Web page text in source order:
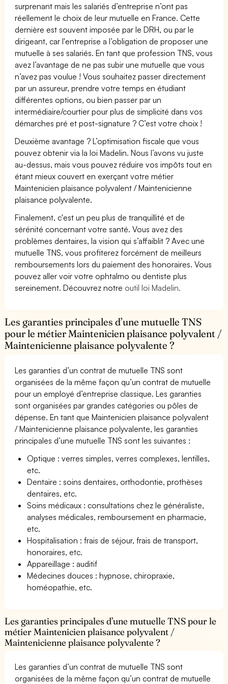
surprenant mais les salariés d’entreprise n’ont pas
réellement le choix de leur mutuelle en France. Cette
dernière est souvent imposée par le DRH, ou par le
dirigeant, car l'entreprise a l’obligation de proposer une
mutuelle à ses salariés. En tant que profession TNS, vous
avez l’avantage de ne pas subir une mutuelle que vous
n’avez pas voulue ! Vous souhaitez passer directement
par un assureur, prendre votre temps en étudiant
différentes options, ou bien passer par un
intermédiaire/courtier pour plus de simplicité dans vos
démarches pré et post-signature ? C’est votre choix !
Deuxième avantage ? L’optimisation fiscale que vous
pouvez obtenir via la loi Madelin. Nous l’avons vu juste
au-dessus, mais vous pouvez réduire vos impôts tout en
étant mieux couvert en exerçant votre métier
Maintenicien plaisance polyvalent / Maintenicienne
plaisance polyvalente.
Finalement, c'est un peu plus de tranquillité et de
sérénité concernant votre santé. Vous avez des
problèmes dentaires, la vision qui s’affaiblit ? Avec une
mutuelle TNS, vous profiterez forcément de meilleurs
remboursements lors du paiement des honoraires. Vous
pouvez aller voir votre ophtalmo ou dentiste plus
sereinement. Découvrez notre outil loi Madelin.
Les garanties principales d’une mutuelle TNS
pour le métier Maintenicien plaisance polyvalent /
Maintenicienne plaisance polyvalente ?
Les garanties d’un contrat de mutuelle TNS sont
organisées de la même façon qu’un contrat de mutuelle
pour un employé d’entreprise classique. Les garanties
sont organisées par grandes catégories ou pôles de
dépense. En tant que Maintenicien plaisance polyvalent
/ Maintenicienne plaisance polyvalente, les garanties
principales d’une mutuelle TNS sont les suivantes :
Optique : verres simples, verres complexes, lentilles,
etc.
Dentaire : soins dentaires, orthodontie, prothèses
dentaires, etc.
Soins médicaux : consultations chez le généraliste,
analyses médicales, remboursement en pharmacie,
etc.
Hospitalisation : frais de séjour, frais de transport,
honoraires, etc.
Appareillage : auditif
Médecines douces : hypnose, chiropraxie,
homéopathie, etc.
Les garanties principales d’une mutuelle TNS pour le
métier Maintenicien plaisance polyvalent /
Maintenicienne plaisance polyvalente ?
Les garanties d’un contrat de mutuelle TNS sont
organisées de la même façon qu’un contrat de mutuelle